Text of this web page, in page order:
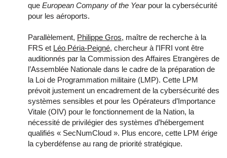
que European Company of the Yearpour la cybersécurité
pour les aéroports.
Parallèlement, Philippe Gros, maître de recherche à la
FRS et Léo Péria-Peigné, chercheur à l’IFRI vont être
auditionnés par la Commission des Affaires Etrangères de
l’Assemblée Nationale dans le cadre de la préparation de
la Loi de Programmation militaire (LMP). Cette LPM
prévoit justement un encadrement de la cybersécurité des
systèmes sensibles et pour les Opérateurs d’Importance
Vitale (OIV) pour le fonctionnement de la Nation, la
nécessité de privilégier des systèmes d’hébergement
qualifiés « SecNumCloud ». Plus encore, cette LPM érige
la cyberdéfense au rang de priorité stratégique.